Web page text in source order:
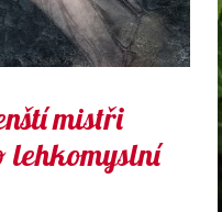
mistři
lehkomyslní